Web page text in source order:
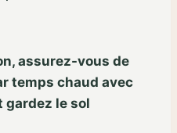
assurez-vous de
temps chaud avec
gardez le sol